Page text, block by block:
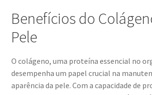
Benefícios do
Pele
O colágeno, uma proteína essencial no
desempenha um papel crucial na
aparência da pele. Com a capacidade de